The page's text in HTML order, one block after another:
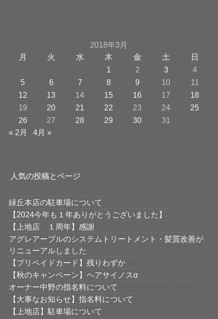
2018年3月
月
火 水 木 金 土
日
1
2 3
4
5
6 7 8 9 10
11
12
13 14 15 16 17
18
19
20 21 22 23 24
25
26
27 28 29 30
31
« 2月
4月 »
人気の投稿とページ
緑丘本店の駐車場について
【2024今年も１年ありがとうございました】
【上地店 １周年】感謝
アグレアーブルのシステムトリートメント・髪質改善が
リニューアルしました
【プリペイドカード】残りわずか
【秋のキャンペーン】ヘアサイノスα
オーナー中野の指名料について
【大事なお知らせ】指名料について
【上地店】駐車場について